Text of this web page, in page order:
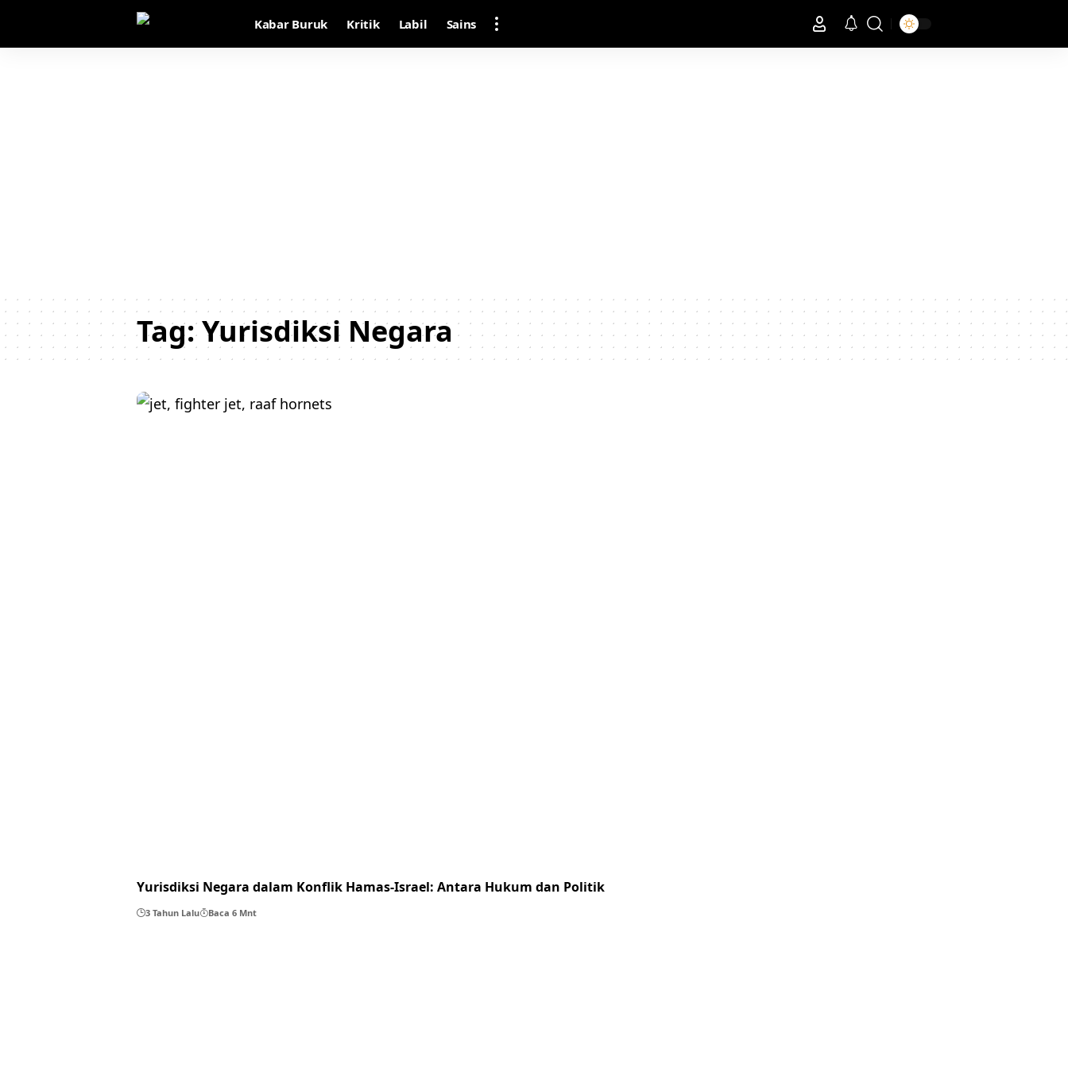
Kabar Buruk Kritik Labil Sains
Tag:Yurisdiksi Negara
Yurisdiksi Negara dalam Konflik Hamas-Israel: Antara Hukum dan Politik
3 Tahun Lalu Baca 6 Mnt